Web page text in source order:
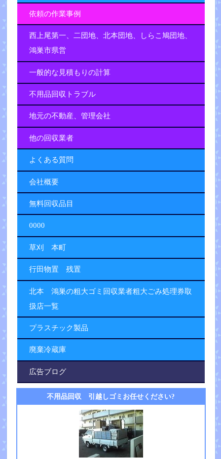
依頼の作業事例
西上尾第一、二団地、北本団地、しらこ鳩団地、
鴻巣市県営
一般的な見積もりの計算
不用品回収トラブル
地元の不動産、管理会社
他の回収業者
よくある質問
会社概要
無料回収品目
0000
草刈 本町
行田物置 残置
北本 鴻巣の粗大ゴミ回収業者粗大ごみ処理券取
扱店一覧
プラスチック製品
廃棄冷蔵庫
広告ブログ
不用品回収 引越しゴミお任せください?